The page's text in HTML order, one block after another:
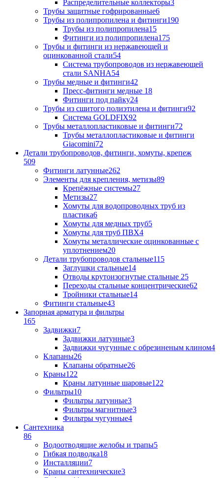
Распределительные коллекторы3
Трубы защитные гофрированные6
Трубы из полипропилена и фитинги190
Трубы из полипропилена15
Фитинги из полипропилена175
Трубы и фитинги из нержавеющей и
оцинкованной стали54
Система трубопроводов из нержавеющей
стали SANHA54
Трубы медные и фитинги42
Пресс-фитинги медные 18
Фитинги под пайку24
Трубы из сшитого полиэтилена и фитинги92
Система GOLDFIX92
Трубы металлопластиковые и фитинги72
Трубы металлопластиковые и фитинги
Giacomini72
Детали трубопроводов, фитинги, хомуты, крепеж
509
Фитинги латунные262
Элементы для крепления, метизы89
Крепёжные системы27
Метизы27
Хомуты для водопроводных труб из
пластика6
Хомуты для медных труб5
Хомуты для труб ПВХ4
Хомуты металлические оцинкованные с
уплотнением20
Детали трубопроводов стальные115
Заглушки стальные14
Отводы крутоизогнутые стальные 25
Переходы стальные концентрические62
Тройники стальные14
Фитинги стальные43
Запорная арматура и фильтры
165
Задвижки7
Задвижки латунные3
Задвижки чугунные с обрезиненым клином4
Клапаны26
Клапаны обратные26
Краны122
Краны латунные шаровые122
Фильтры10
Фильтры латунные3
Фильтры магнитные3
Фильтры чугунные4
Сантехника
86
Водоотводящие желобы и трапы5
Гибкая подводка18
Инсталляции7
Краны сантехнические3